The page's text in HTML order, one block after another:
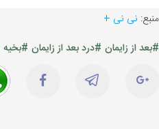
منبع: نی نی +
#بعد از زایمان #درد بعد از زایمان #بخیه